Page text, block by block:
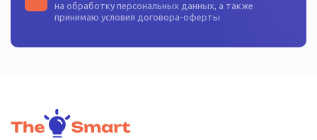
на обработку персональных данных, а также
принимаю условия договора-оферты